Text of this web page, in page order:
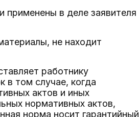
применены в деле заявителя
не находит
работнику
в том случае, когда
актов и иных
нормативных актов,
норма носит гарантийный